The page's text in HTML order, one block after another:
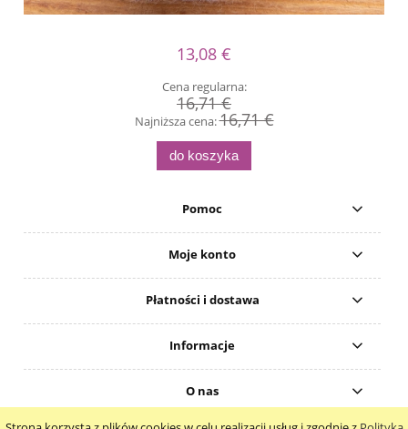
13,08 €
Cena regularna:
16,71 €
Najniższa cena:16,71 €
do koszyka
Pomoc
Moje konto
Płatności i dostawa
Informacje
O nas